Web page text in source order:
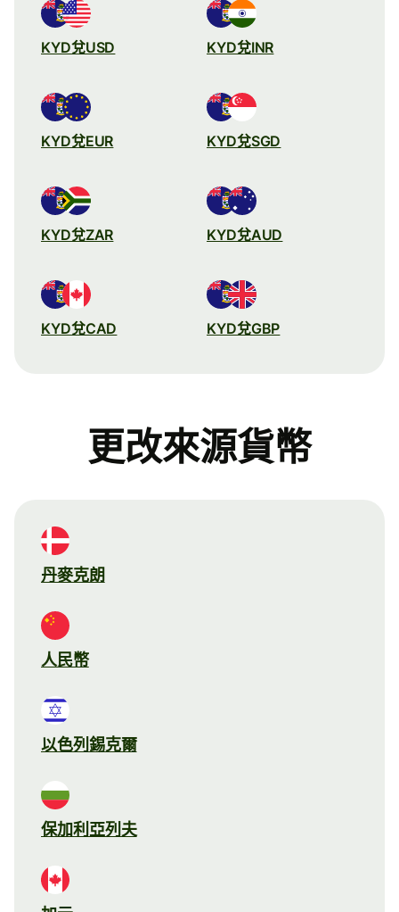
KYD兌USD KYD兌INR
KYD兌EUR KYD兌SGD
KYD兌ZAR KYD兌AUD
KYD兌CAD KYD兌GBP
更改來源貨幣
丹麥克朗
人民幣
以色列錫克爾
保加利亞列夫